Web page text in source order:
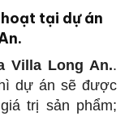
tại dự án
Villa Long An..
dự án sẽ được
trị sản phẩm;